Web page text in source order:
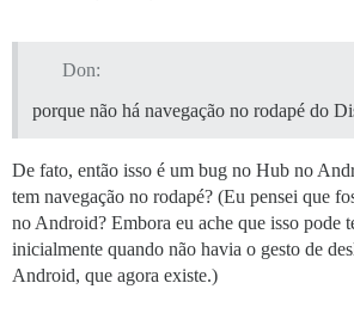
Don:
porque não há navegação no rodapé do
De fato, então isso é um bug no Hub no
tem navegação no rodapé? (Eu pensei que
no Android? Embora eu ache que isso pode
inicialmente quando não havia o gesto de
Android, que agora existe.)